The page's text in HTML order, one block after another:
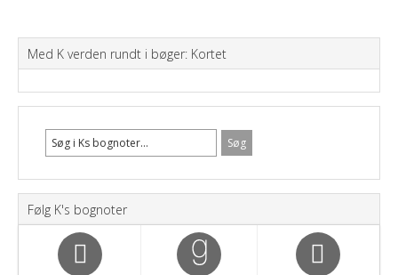
Med K verden rundt i bøger: Kortet
Følg K's bognoter